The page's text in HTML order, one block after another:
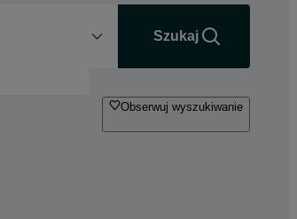
Szukaj
Obserwuj wyszukiwanie